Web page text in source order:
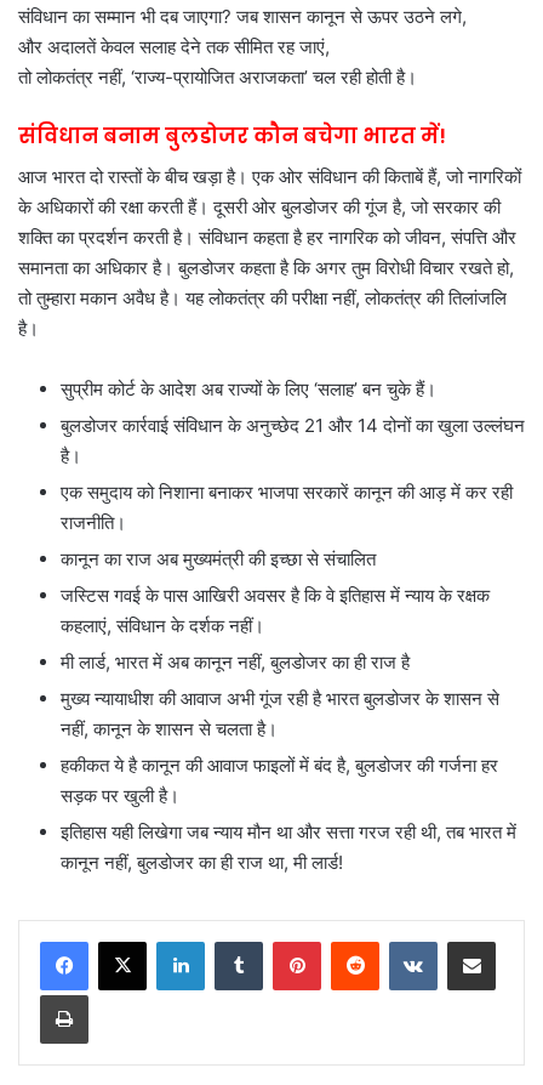
संविधान का सम्मान भी दब जाएगा? जब शासन कानून से ऊपर उठने लगे,
और अदालतें केवल सलाह देने तक सीमित रह जाएं,
तो लोकतंत्र नहीं, ‘राज्य-प्रायोजित अराजकता’ चल रही होती है।
संविधान बनाम बुलडोजर कौन बचेगा भारत में!
आज भारत दो रास्तों के बीच खड़ा है। एक ओर संविधान की किताबें हैं, जो नागरिकों
के अधिकारों की रक्षा करती हैं। दूसरी ओर बुलडोजर की गूंज है, जो सरकार की
शक्ति का प्रदर्शन करती है। संविधान कहता है हर नागरिक को जीवन, संपत्ति और
समानता का अधिकार है। बुलडोजर कहता है कि अगर तुम विरोधी विचार रखते हो,
तो तुम्हारा मकान अवैध है। यह लोकतंत्र की परीक्षा नहीं, लोकतंत्र की तिलांजलि
है।
सुप्रीम कोर्ट के आदेश अब राज्यों के लिए ‘सलाह’ बन चुके हैं।
बुलडोजर कार्रवाई संविधान के अनुच्छेद 21 और 14 दोनों का खुला उल्लंघन
है।
एक समुदाय को निशाना बनाकर भाजपा सरकारें कानून की आड़ में कर रही
राजनीति।
कानून का राज अब मुख्यमंत्री की इच्छा से संचालित
जस्टिस गवई के पास आखिरी अवसर है कि वे इतिहास में न्याय के रक्षक
कहलाएं, संविधान के दर्शक नहीं।
मी लार्ड, भारत में अब कानून नहीं, बुलडोजर का ही राज है
मुख्य न्यायाधीश की आवाज अभी गूंज रही है भारत बुलडोजर के शासन से
नहीं, कानून के शासन से चलता है।
हकीकत ये है कानून की आवाज फाइलों में बंद है, बुलडोजर की गर्जना हर
सड़क पर खुली है।
इतिहास यही लिखेगा जब न्याय मौन था और सत्ता गरज रही थी, तब भारत में
कानून नहीं, बुलडोजर का ही राज था, मी लार्ड!
LinkedInTumblr PinterestReddit VKontakteShare via Email
Print